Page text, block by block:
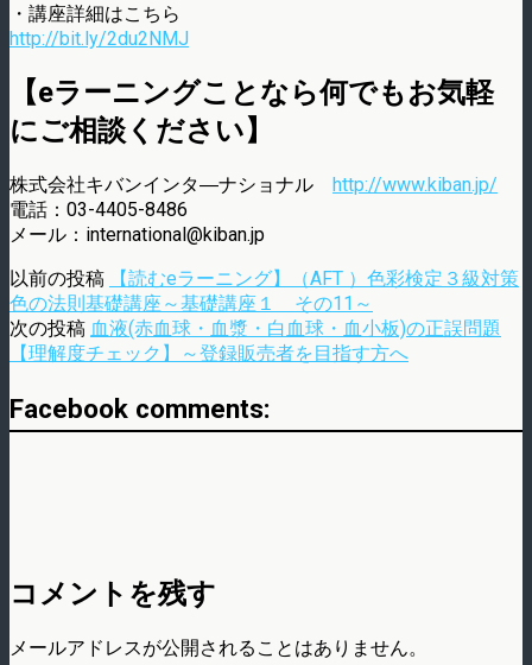
・講座詳細はこちら
http://bit.ly/2du2NMJ
【eラーニングことなら何でもお気軽
にご相談ください】
株式会社キバンインタ―ナショナル http://www.kiban.jp/
電話：03-4405-8486
メール：international@kiban.jp
以前の投稿
【読むeラーニング】（AFT ）色彩検定３級対策
色の法則基礎講座～基礎講座１ その11～
次の投稿 血液(赤血球・血漿・白血球・血小板)の正誤問題
【理解度チェック】～登録販売者を目指す方へ
Facebook comments:
コメントを残す
メールアドレスが公開されることはありません。